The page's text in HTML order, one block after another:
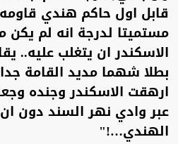
قابل اول حاكم هندي قاومه
مستميتا لدرجة انه لم
الاسكندر ان يتغلب عليه..
بطلا شهما مديد القامة
ارهقت الاسكندر وجنده
عبر وادي نهر السند دون
الهندي…!"